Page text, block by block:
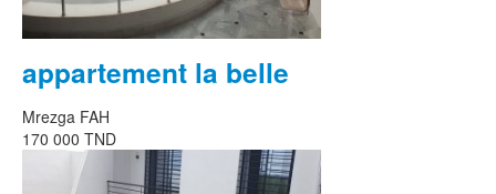
appartement la belle
Mrezga FAH
170 000 TND